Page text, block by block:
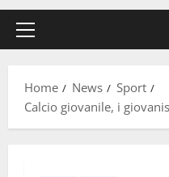
Home News
Sport
Calcio giovanile, i